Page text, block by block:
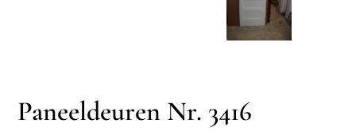
Paneeldeuren Nr. 3416